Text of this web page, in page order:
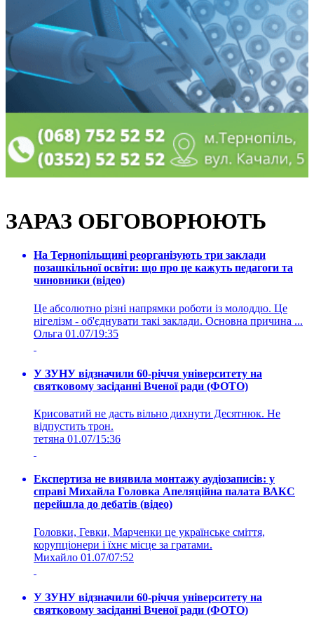
ЗАРАЗ ОБГОВОРЮЮТЬ
На Тернопільщині реорганізують три заклади
позашкільної освіти: що про це кажуть педагоги та
чиновники (відео)
Це абсолютно різні напрямки роботи із молоддю. Це
нігелізм - об'єднувати такі заклади. Основна причина ...
Ольга 01.07/19:35
У ЗУНУ відзначили 60-річчя університету на
святковому засіданні Вченої ради (ФОТО)
Крисоватий не дасть вільно дихнути Десятнюк. Не
відпустить трон.
тетяна 01.07/15:36
Експертиза не виявила монтажу аудіозаписів: у
справі Михайла Головка Апеляційна палата ВАКС
перейшла до дебатів (відео)
Головки, Гевки, Марченки це українське сміття,
корупціонери і їхнє місце за гратами.
Михайло 01.07/07:52
У ЗУНУ відзначили 60-річчя університету на
святковому засіданні Вченої ради (ФОТО)